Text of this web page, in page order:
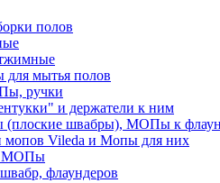
полов
для мытья полов
ручки
и держатели к ним
(плоские швабры), МОПы к
мопов Vileda и Мопы для них
МОПы
флаундеров